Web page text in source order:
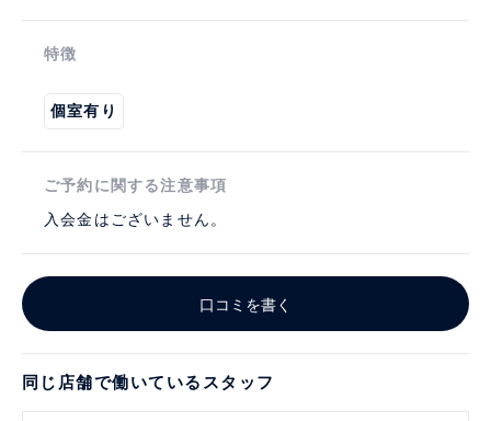
特徴
個室有り
ご予約に関する注意事項
入会金はございません。
口コミを書く
同じ店舗で働いているスタッフ